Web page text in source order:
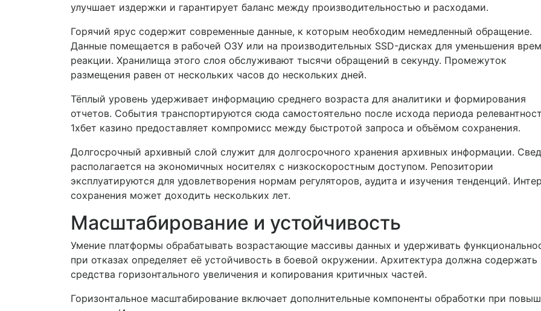
улучшает издержки и гарантирует баланс между производительностью и расходами.
Горячий ярус содержит современные данные, к которым необходим немедленный обращение.
Данные помещается в рабочей ОЗУ или на производительных SSD-дисках для уменьшения
реакции. Хранилища этого слоя обслуживают тысячи обращений в секунду. Промежуток
размещения равен от нескольких часов до нескольких дней.
Тёплый уровень удерживает информацию среднего возраста для аналитики и формирования
отчетов. События транспортируются сюда самостоятельно после исхода периода
1хбет казино предоставляет компромисс между быстротой запроса и объёмом сохранения.
Долгосрочный архивный слой служит для долгосрочного хранения архивных информации.
располагается на экономичных носителях с низкоскоростным доступом. Репозитории
эксплуатируются для удовлетворения нормам регуляторов, аудита и изучения тенденций.
сохранения может доходить нескольких лет.
Масштабирование и устойчивость
Умение платформы обрабатывать возрастающие массивы данных и удерживать
при отказах определяет её устойчивость в боевой окружении. Архитектура должна содержать
средства горизонтального увеличения и копирования критичных частей.
Горизонтальное масштабирование включает дополнительные компоненты обработки при